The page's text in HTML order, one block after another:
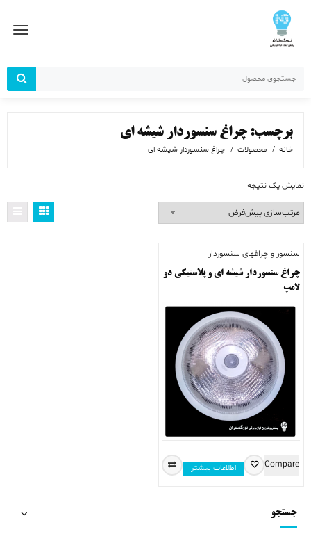
جستجو
برچسب:چراغ سنسوردار شیشه ای
خانه محصولات چراغ سنسوردار شیشه ای
نمایش یک نتیجه
سنسور و چراغهای سنسوردار
چراغ سنسوردار شیشه ای و پلاستیکی دو
لامپ
اطلاعات بیشتر Compare